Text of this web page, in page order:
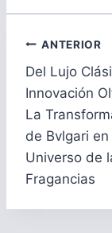
de
ANTERIOR
Del Lujo
Innovación
La
de Bvlgari en
Universo de
Fragancias